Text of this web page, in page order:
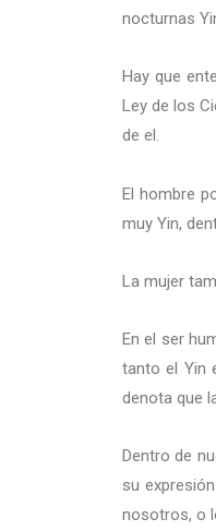
nocturnas
Hay que
Ley de los
de el.
El hombre
muy Yin,
La mujer
En el ser
tanto el Yin
denota que
Dentro de
su
nosotros, o